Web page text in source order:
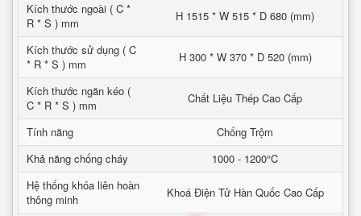
Kích thước ngoài ( C *
R * S ) mm
H 1515 * W 515 * D 680 (mm)
Kích thước sử dụng ( C
* R * S ) mm
H 300 * W 370 * D 520 (mm)
Kích thước ngăn kéo (
C * R * S ) mm
Chất Liệu Thép Cao Cấp
Tính năng
Chống Trộm
Khả năng chống cháy
1000 - 1200°C
Hệ thống khóa liên hoàn
thông minh
Khoá Điện Tử Hàn Quốc Cao Cấp